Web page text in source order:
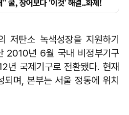
저탄소 녹색성장을 지원하기
2010년 6월 국내 비정부기구
년 국제기구로 전환됐다. 현재
며, 본부는 서울 정동에 위치